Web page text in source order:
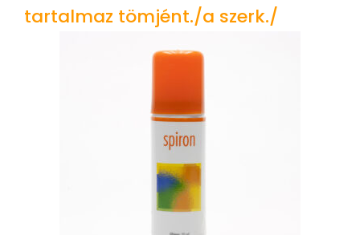
tartalmaz tömjént./a szerk./